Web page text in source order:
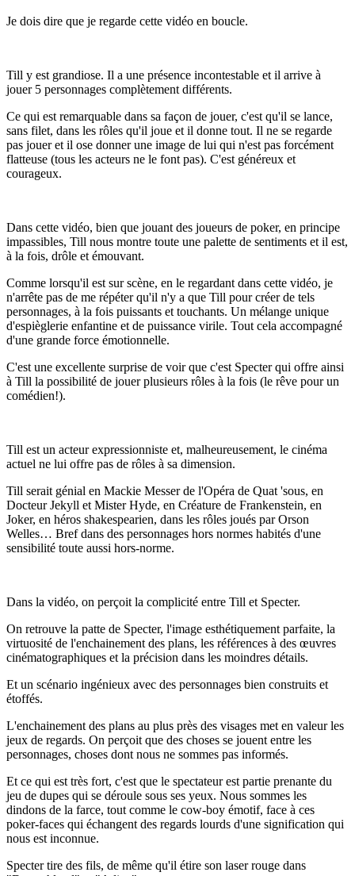
Je dois dire que je regarde cette vidéo en boucle.
Till y est grandiose. Il a une présence incontestable et il arrive à
jouer 5 personnages complètement différents.
Ce qui est remarquable dans sa façon de jouer, c'est qu'il se lance,
sans filet, dans les rôles qu'il joue et il donne tout. Il ne se regarde
pas jouer et il ose donner une image de lui qui n'est pas forcément
flatteuse (tous les acteurs ne le font pas). C'est généreux et
courageux.
Dans cette vidéo, bien que jouant des joueurs de poker, en principe
impassibles, Till nous montre toute une palette de sentiments et il est,
à la fois, drôle et émouvant.
Comme lorsqu'il est sur scène, en le regardant dans cette vidéo, je
n'arrête pas de me répéter qu'il n'y a que Till pour créer de tels
personnages, à la fois puissants et touchants. Un mélange unique
d'espièglerie enfantine et de puissance virile. Tout cela accompagné
d'une grande force émotionnelle.
C'est une excellente surprise de voir que c'est Specter qui offre ainsi
à Till la possibilité de jouer plusieurs rôles à la fois (le rêve pour un
comédien!).
Till est un acteur expressionniste et, malheureusement, le cinéma
actuel ne lui offre pas de rôles à sa dimension.
Till serait génial en Mackie Messer de l'Opéra de Quat 'sous, en
Docteur Jekyll et Mister Hyde, en Créature de Frankenstein, en
Joker, en héros shakespearien, dans les rôles joués par Orson
Welles… Bref dans des personnages hors normes habités d'une
sensibilité toute aussi hors-norme.
Dans la vidéo, on perçoit la complicité entre Till et Specter.
On retrouve la patte de Specter, l'image esthétiquement parfaite, la
virtuosité de l'enchainement des plans, les références à des œuvres
cinématographiques et la précision dans les moindres détails.
Et un scénario ingénieux avec des personnages bien construits et
étoffés.
L'enchainement des plans au plus près des visages met en valeur les
jeux de regards. On perçoit que des choses se jouent entre les
personnages, choses dont nous ne sommes pas informés.
Et ce qui est très fort, c'est que le spectateur est partie prenante du
jeu de dupes qui se déroule sous ses yeux. Nous sommes les
dindons de la farce, tout comme le cow-boy émotif, face à ces
poker-faces qui échangent des regards lourds d'une signification qui
nous est inconnue.
Specter tire des fils, de même qu'il étire son laser rouge dans